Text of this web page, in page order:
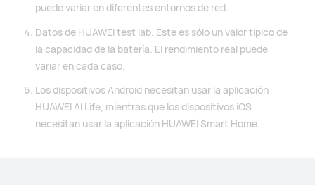
puede variar en diferentes entornos de red.
Datos de HUAWEI test lab. Este es sólo un valor típico de
la capacidad de la batería. El rendimiento real puede
variar en cada caso.
Los dispositivos Android necesitan usar la aplicación
HUAWEI AI Life, mientras que los dispositivos iOS
necesitan usar la aplicación HUAWEI Smart Home.